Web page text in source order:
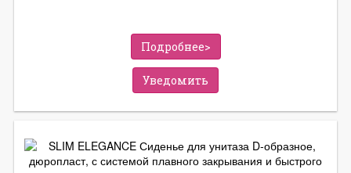
Подробнее>
Уведомить